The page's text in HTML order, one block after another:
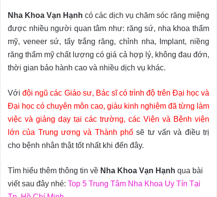
Nha Khoa Vạn Hạnh có các dịch vụ chăm sóc răng miệng
được nhiều người quan tâm như: răng sứ, nha khoa thẩm
mỹ, veneer sứ, tẩy trắng răng, chỉnh nha, Implant, niềng
răng thẩm mỹ chất lượng có giá cả hợp lý, không đau đớn,
thời gian bảo hành cao và nhiều dịch vụ khác.
Vớiđội ngũ các Giáo sư, Bác sĩ có trình độ trên Ðại học và
Ðại học có chuyên môn cao, giàu kinh nghiệm đã từng làm
việc và giảng dạy tại các trường, các Viện và Bệnh viện
lớn của Trung ương và Thành phố sẽ tư vấn và điều trị
cho bệnh nhân thật tốt nhất khi đến đây.
Tìm hiểu thêm thông tin về Nha Khoa Vạn Hạnh qua bài
viết sau đây nhé: Top 5 Trung Tâm Nha Khoa Uy Tín Tại